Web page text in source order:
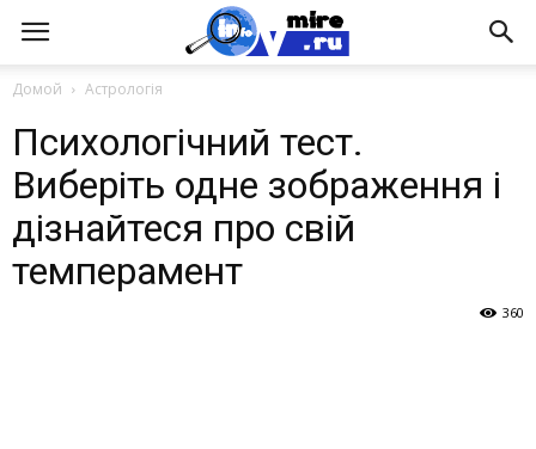
Домой Астрологія
Психологічний тест.
Виберіть одне зображення і
дізнайтеся про свій
темперамент
360